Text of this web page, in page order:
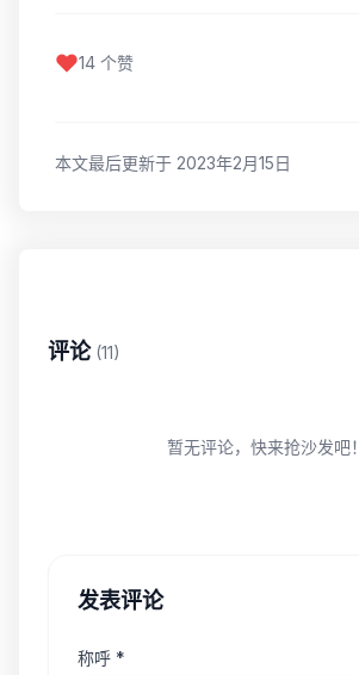
14 个赞
本文最后更新于 2023年2月15日
评论 (11)
暂无评论，快来抢沙发吧！
发表评论
称呼 *